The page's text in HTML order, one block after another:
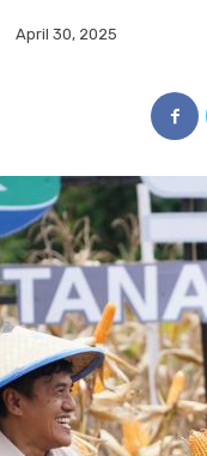
April 30, 2025